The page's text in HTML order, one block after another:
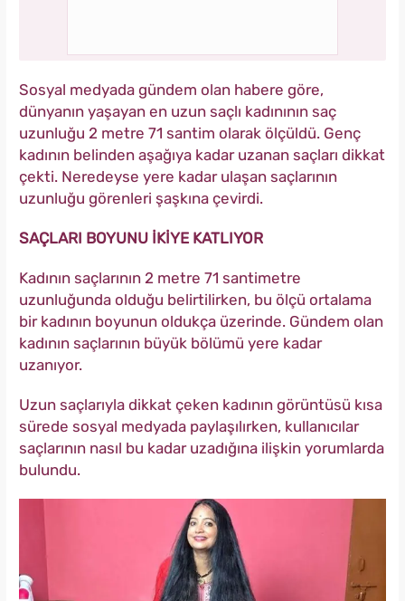
Sosyal medyada gündem olan habere göre,
dünyanın yaşayan en uzun saçlı kadınının saç
uzunluğu 2 metre 71 santim olarak ölçüldü. Genç
kadının belinden aşağıya kadar uzanan saçları dikkat
çekti. Neredeyse yere kadar ulaşan saçlarının
uzunluğu görenleri şaşkına çevirdi.
SAÇLARI BOYUNU İKİYE KATLIYOR
Kadının saçlarının 2 metre 71 santimetre
uzunluğunda olduğu belirtilirken, bu ölçü ortalama
bir kadının boyunun oldukça üzerinde. Gündem olan
kadının saçlarının büyük bölümü yere kadar
uzanıyor.
Uzun saçlarıyla dikkat çeken kadının görüntüsü kısa
sürede sosyal medyada paylaşılırken, kullanıcılar
saçlarının nasıl bu kadar uzadığına ilişkin yorumlarda
bulundu.